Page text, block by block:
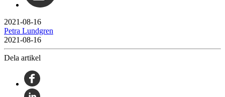
2021-08-16
Petra Lundgren
2021-08-16
Dela artikel